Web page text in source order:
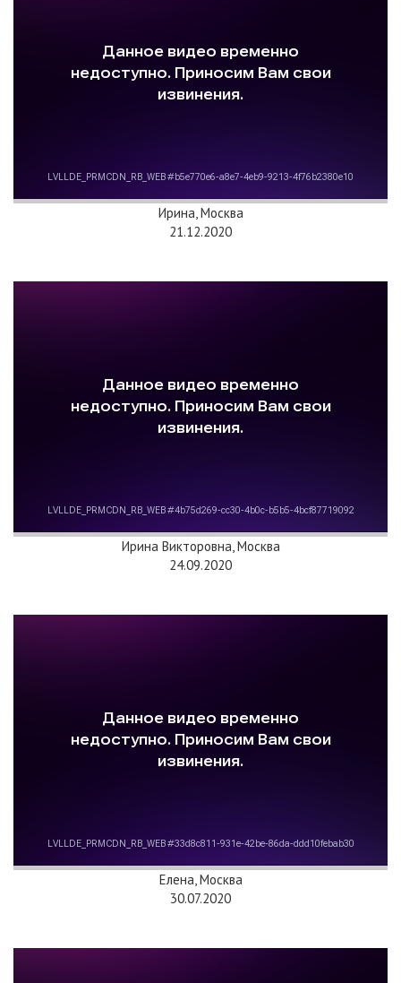
Ирина, Москва
21.12.2020
Ирина Викторовна, Москва
24.09.2020
Елена, Москва
30.07.2020